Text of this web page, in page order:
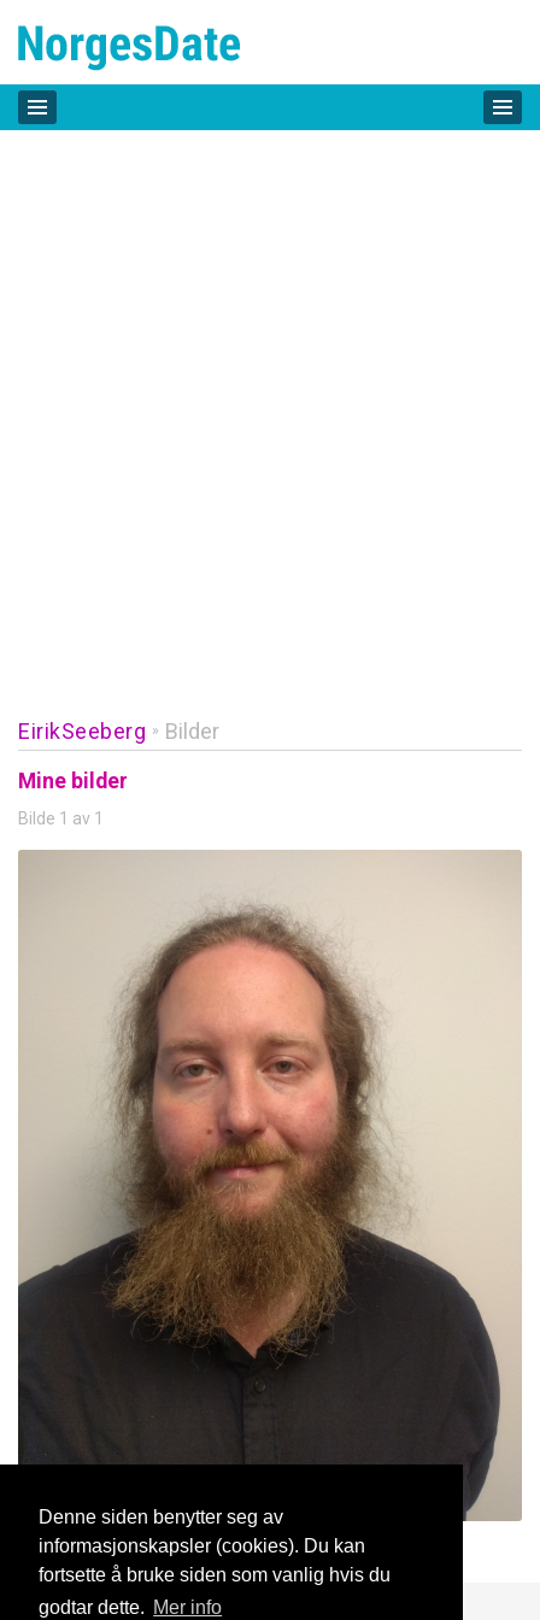
Denne siden benytter seg av
informasjonskapsler (cookies). Du kan
fortsette å bruke siden som vanlig hvis du
godtar dette. Mer info
EirikSeeberg » Bilder
Mine bilder
Bilde 1 av 1
EirikSeeberg 26 Okt, 2023
Blogg Support Kontakt oss